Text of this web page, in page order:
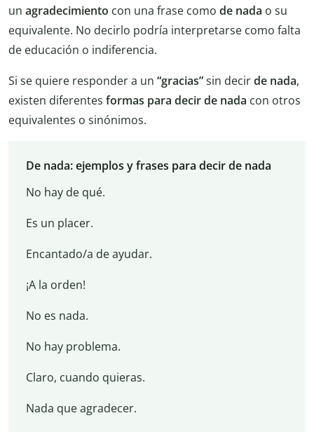
un agradecimiento con una frase como de nada o su
equivalente. No decirlo podría interpretarse como falta
de educación o indiferencia.
Si se quiere responder a un “gracias”sin decirde nada,
existen diferentes formas para decir de nada con otros
equivalentes o sinónimos.
De nada: ejemplos y frases para decir de nada
No hay de qué.
Es un placer.
Encantado/a de ayudar.
¡A la orden!
No es nada.
No hay problema.
Claro, cuando quieras.
Nada que agradecer.